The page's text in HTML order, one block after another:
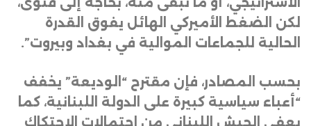
لكن الضغط الأميركي الهائل يفوق القدرة
الحالية للجماعات الموالية في بغداد وبيروت”.
بحسب المصادر، فإن مقترح “الوديعة” يخفف
“أعباء سياسية كبيرة على الدولة اللبنانية، كما
يعفي الجيش اللبناني من احتمالات الاحتكاك